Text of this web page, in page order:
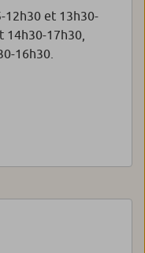
12h30 et 13h30-
14h30-17h30,
16h30.